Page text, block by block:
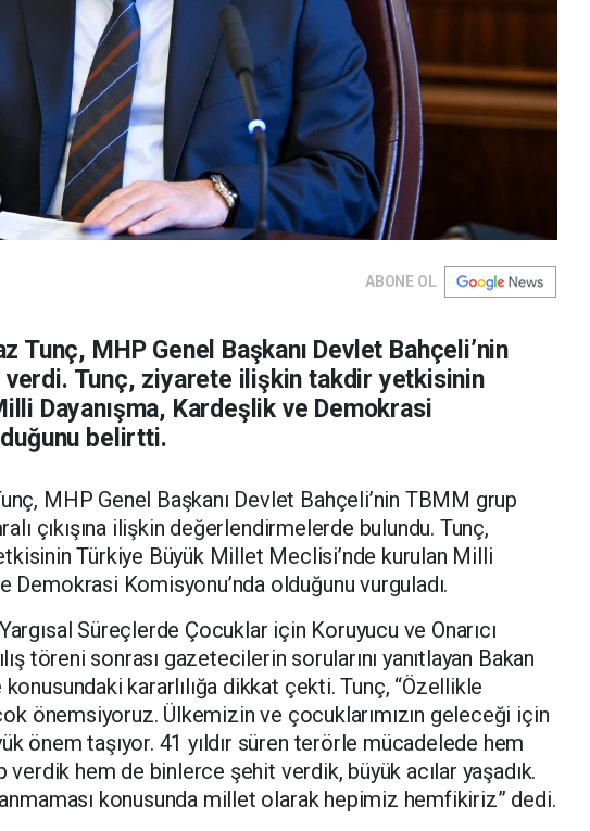
ABONE OL
Tunç, MHP Genel Başkanı Devlet Bahçeli’nin
verdi. Tunç, ziyarete ilişkin takdir yetkisinin
Dayanışma, Kardeşlik ve Demokrasi
belirtti.
MHP Genel Başkanı Devlet Bahçeli’nin TBMM grup
çıkışına ilişkin değerlendirmelerde bulundu. Tunç,
Türkiye Büyük Millet Meclisi’nde kurulan Milli
Demokrasi Komisyonu’nda olduğunu vurguladı.
Süreçlerde Çocuklar için Koruyucu ve Onarıcı
töreni sonrası gazetecilerin sorularını yanıtlayan Bakan
kararlılığa dikkat çekti. Tunç, “Özellikle
önemsiyoruz. Ülkemizin ve çocuklarımızın geleceği için
önem taşıyor. 41 yıldır süren terörle mücadelede hem
verdik hem de binlerce şehit verdik, büyük acılar yaşadık.
konusunda millet olarak hepimiz hemfikiriz” dedi.